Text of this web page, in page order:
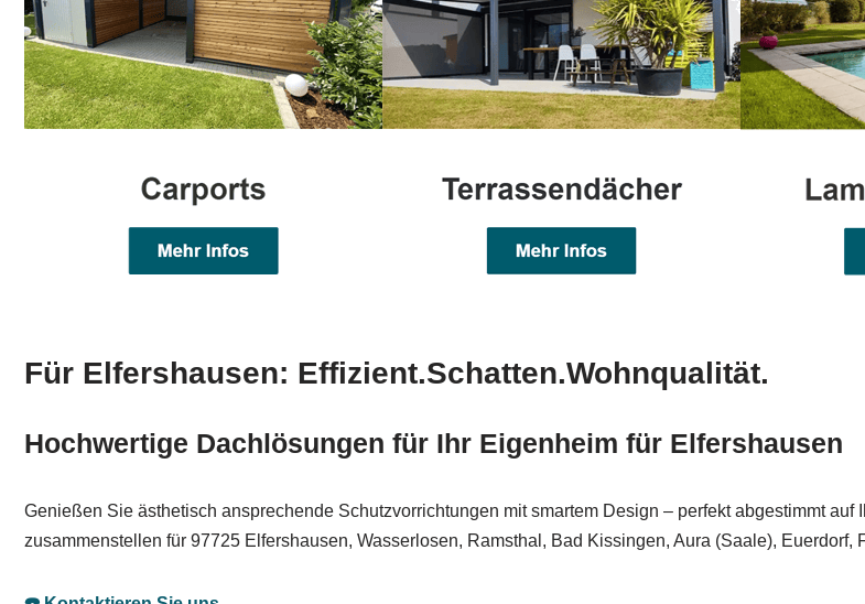
Für Elfershausen: Effizient.Schatten.Wohnqualität.
Hochwertige Dachlösungen für Ihr Eigenheim für Elfershausen
Genießen Sie ästhetisch ansprechende Schutzvorrichtungen mit smartem Design – perfekt abgestimmt
zusammenstellen für 97725 Elfershausen, Wasserlosen, Ramsthal, Bad Kissingen, Aura (Saale), Euerdorf,